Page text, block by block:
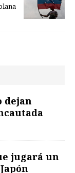
dejan
jugará un